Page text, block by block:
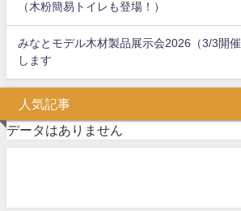
（木粉簡易トイレも登場！）
みなとモデル木材製品展示会2026（3/3開
します
人気記事
データはありません